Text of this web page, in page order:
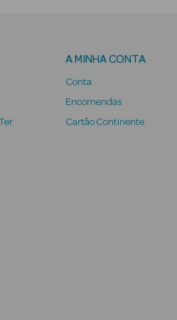
A MINHA CONTA
Conta
Encomendas
Cartão Continente